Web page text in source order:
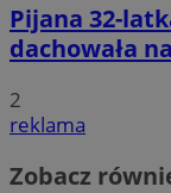
Pijana 32-
dachowała
2
reklama
Zobacz